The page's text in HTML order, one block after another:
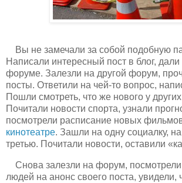
Вы не замечали за собой подобную
Написали интересный пост в блог, дали
форуме. Залезли на другой форум,
посты. Ответили на чей-то вопрос,
Пошли смотреть, что же нового у
Почитали новости спорта, узнали
посмотрели расписание новых
кинотеатре. Зашли на одну социалку,
третью. Почитали новости, оставили
Снова залезли на форум, посмотрели
людей на анонс своего поста, увидели,